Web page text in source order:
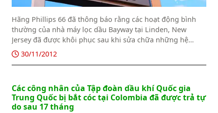
Hãng Phillips 66 đã thông báo rằng các hoạt động bình
thường của nhà máy lọc dầu Bayway tại Linden, New
Jersey đã được khôi phục sau khi sửa chữa những hệ
thống bị phá hỏng dưới tác động của siêu bão Sandy.
30/11/2012
Các công nhân của Tập đoàn dầu khí Quốc gia
Trung Quốc bị bắt cóc tại Colombia đã được trả tự
do sau 17 tháng